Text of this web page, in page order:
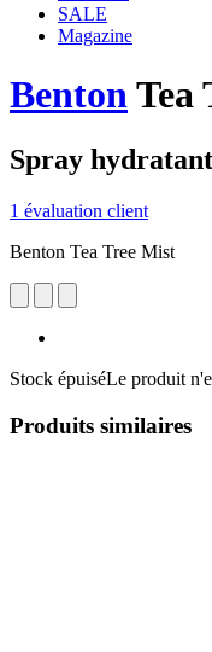
SALE
Magazine
BentonTea
Spray
1 évaluation client
Benton Tea Tree Mist
Stock épuiséLe produit
Produits similaires